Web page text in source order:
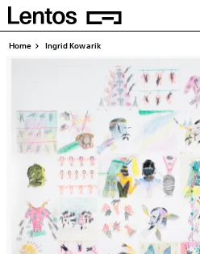
Homepage
Pages
Home Ingrid Kowarik